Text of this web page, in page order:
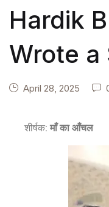
Hardik
Wrote a
Mother
April 28, 2025
शीर्षक: माँ का आँचल